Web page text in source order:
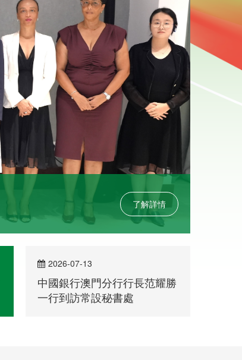
了解詳情
2026-07-13
中國銀行澳門分行行長范耀勝
一行到訪常設秘書處